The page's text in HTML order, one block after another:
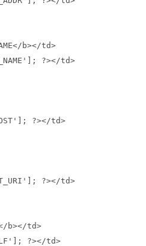
b></td>
?></td>
?></td>
?></td>
b></td>
?></td>